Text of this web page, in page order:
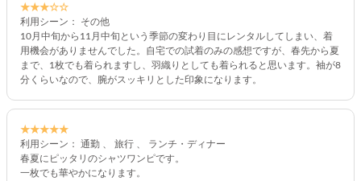
★★★☆☆
利用シーン： その他
10月中旬から11月中旬という季節の変わり目にレンタルしてしまい、着
用機会がありませんでした。自宅での試着のみの感想ですが、春先から夏
まで、1枚でも着られますし、羽織りとしても着られると思います。袖が8
分くらいなので、腕がスッキリとした印象になります。
★★★★★
利用シーン： 通勤 、 旅行 、 ランチ・ディナー
春夏にピッタリのシャツワンピです。
一枚でも華やかになります。